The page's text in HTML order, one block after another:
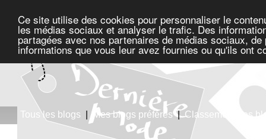
Ce site utilise des cookies pour personnaliser le
les médias sociaux et analyser le trafic. Des
partagées avec nos partenaires de médias sociaux,
informations que vous leur avez fournies ou qu'ils ont
Tous les blogs | Mes blogs préférés|Classement des